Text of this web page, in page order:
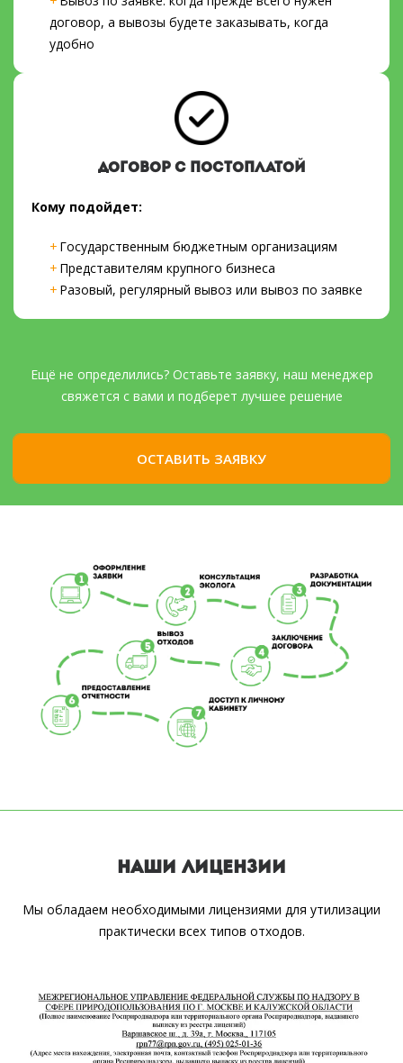
договор, а вывозы будете заказывать, когда
удобно
ДОГОВОР С ПОСТОПЛАТОЙ
Кому подойдет:
Государственным бюджетным организациям
Представителям крупного бизнеса
Разовый, регулярный вывоз или вывоз по заявке
Ещё не определились? Оставьте заявку, наш менеджер
свяжется с вами и подберет лучшее решение
ОСТАВИТЬ ЗАЯВКУ
НАШИ ЛИЦЕНЗИИ
Мы обладаем необходимыми лицензиями для утилизации
практически всех типов отходов.